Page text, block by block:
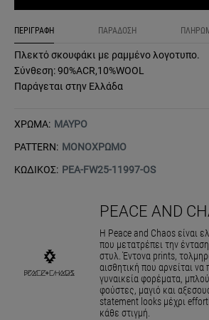
ΠΕΡΙΓΡΑΦΗ ΠΑΡΑΔΟΣΗ
Πλεκτό σκουφάκι με ραμμένο λογοτυπο.
Σύνθεση: 90%ACR,10%WOOL
Παράγεται στην Ελλάδα
ΧΡΩΜΑ: ΜΑΥΡΟ
PATTERN: ΜΟΝΟΧΡΩΜΟ
ΚΩΔΙΚΟΣ: PEA-FW25-11997-OS
PEACE AND
Η Peace and Chaos είναι
που μετατρέπει την
στυλ. Έντονα prints,
αισθητική που αρνείται
γυναικεία φορέματα,
φούστες, μαγιό και
statement looks μέχρι
κάθε στιγμή.